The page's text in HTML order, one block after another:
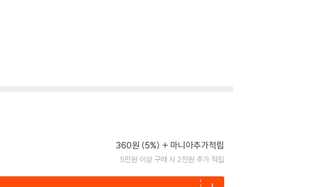
360원 (5%) 마니아추가적립
5만원 이상 구매 시 2천원 추가 적립